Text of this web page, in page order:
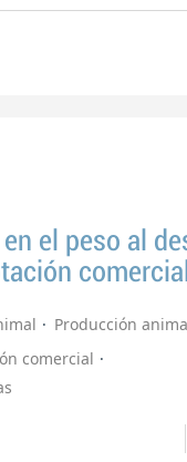
el peso al
Producción
comercial